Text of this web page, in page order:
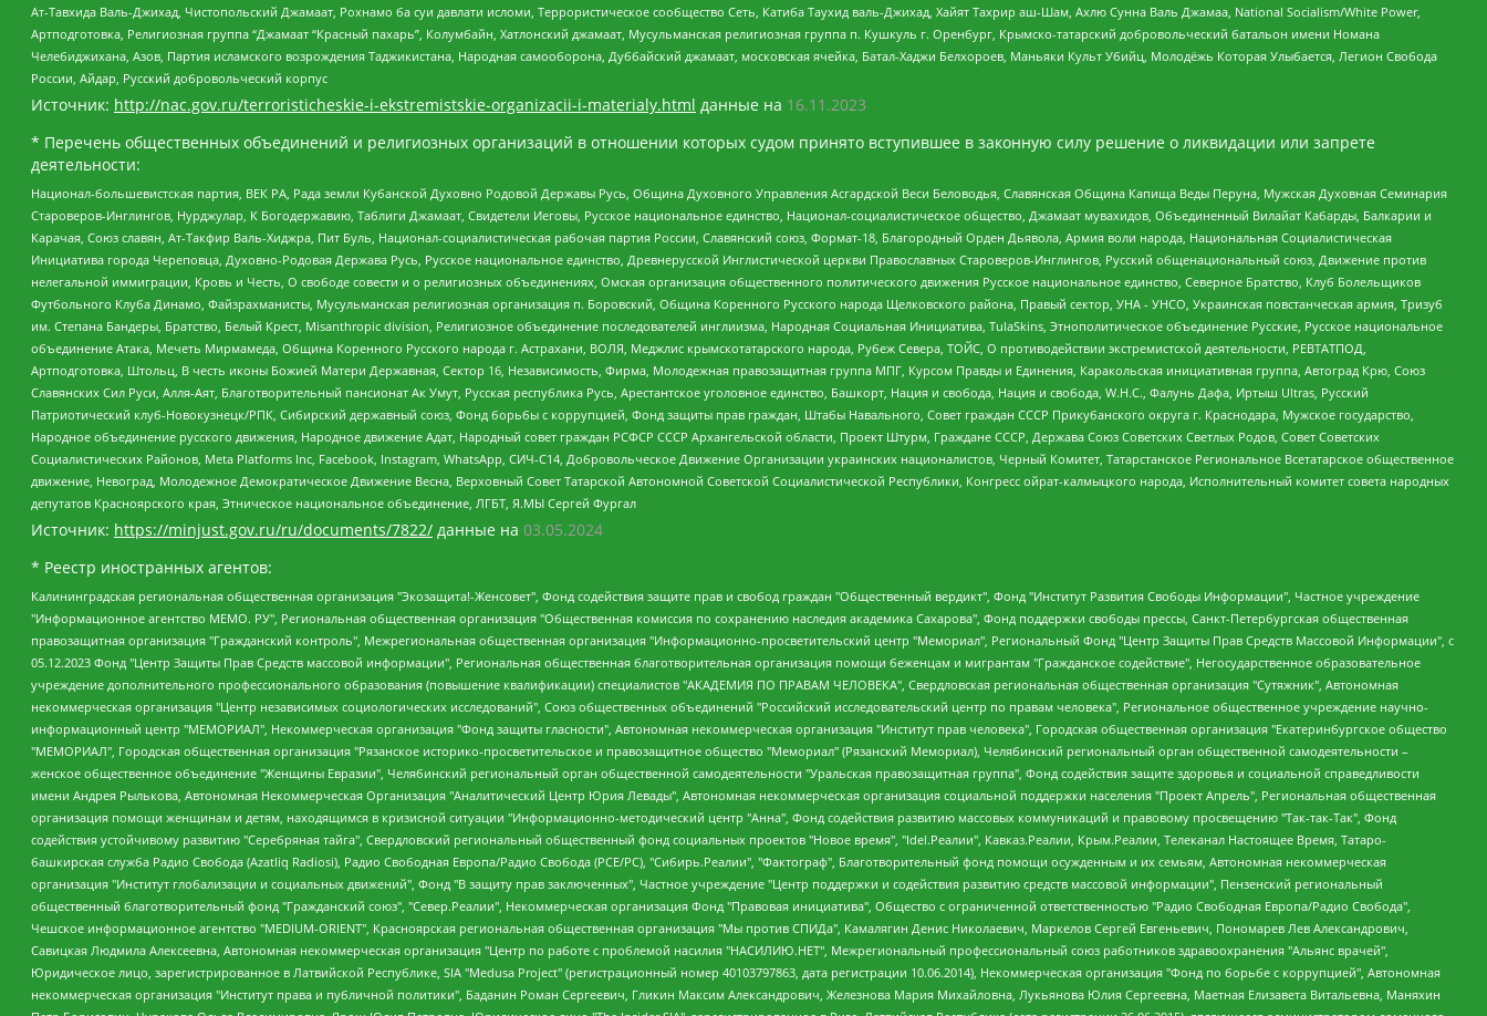
Ат-Тавхида Валь-Джихад, Чистопольский Джамаат, Рохнамо ба суи давлати исломи, Террористическое сообщество Сеть, Катиба Таухид валь-Джихад, Хайят Тахрир аш-Шам, Ахлю Сунна Валь Джамаа, National Socialism/White Power,
Артподготовка, Религиозная группа “Джамаат “Красный пахарь”, Колумбайн, Хатлонский джамаат, Мусульманская религиозная группа п. Кушкуль г. Оренбург, Крымско-татарский добровольческий батальон имени Номана
Челебиджихана, Азов, Партия исламского возрождения Таджикистана, Народная самооборона, Дуббайский джамаат, московская ячейка, Батал-Хаджи Белхороев, Маньяки Культ Убийц, Молодёжь Которая Улыбается, Легион Свобода
России, Айдар, Русский добровольческий корпус
Источник: http://nac.gov.ru/terroristicheskie-i-ekstremistskie-organizacii-i-materialy.html данные на 16.11.2023
* Перечень общественных объединений и религиозных организаций в отношении которых судом принято вступившее в законную силу решение о ликвидации или запрете
деятельности:
Национал-большевистская партия, ВЕК РА, Рада земли Кубанской Духовно Родовой Державы Русь, Община Духовного Управления Асгардской Веси Беловодья, Славянская Община Капища Веды Перуна, Мужская Духовная Семинария
Староверов-Инглингов, Нурджулар, К Богодержавию, Таблиги Джамаат, Свидетели Иеговы, Русское национальное единство, Национал-социалистическое общество, Джамаат мувахидов, Объединенный Вилайат Кабарды, Балкарии и
Карачая, Союз славян, Ат-Такфир Валь-Хиджра, Пит Буль, Национал-социалистическая рабочая партия России, Славянский союз, Формат-18, Благородный Орден Дьявола, Армия воли народа, Национальная Социалистическая
Инициатива города Череповца, Духовно-Родовая Держава Русь, Русское национальное единство, Древнерусской Инглистической церкви Православных Староверов-Инглингов, Русский общенациональный союз, Движение против
нелегальной иммиграции, Кровь и Честь, О свободе совести и о религиозных объединениях, Омская организация общественного политического движения Русское национальное единство, Северное Братство, Клуб Болельщиков
Футбольного Клуба Динамо, Файзрахманисты, Мусульманская религиозная организация п. Боровский, Община Коренного Русского народа Щелковского района, Правый сектор, УНА - УНСО, Украинская повстанческая армия, Тризуб
им. Степана Бандеры, Братство, Белый Крест, Misanthropic division, Религиозное объединение последователей инглиизма, Народная Социальная Инициатива, TulaSkins, Этнополитическое объединение Русские, Русское национальное
объединение Атака, Мечеть Мирмамеда, Община Коренного Русского народа г. Астрахани, ВОЛЯ, Меджлис крымскотатарского народа, Рубеж Севера, ТОЙС, О противодействии экстремистской деятельности, РЕВТАТПОД,
Артподготовка, Штольц, В честь иконы Божией Матери Державная, Сектор 16, Независимость, Фирма, Молодежная правозащитная группа МПГ, Курсом Правды и Единения, Каракольская инициативная группа, Автоград Крю, Союз
Славянских Сил Руси, Алля-Аят, Благотворительный пансионат Ак Умут, Русская республика Русь, Арестантское уголовное единство, Башкорт, Нация и свобода, Нация и свобода, W.H.С., Фалунь Дафа, Иртыш Ultras, Русский
Патриотический клуб-Новокузнецк/РПК, Сибирский державный союз, Фонд борьбы с коррупцией, Фонд защиты прав граждан, Штабы Навального, Совет граждан СССР Прикубанского округа г. Краснодара, Мужское государство,
Народное объединение русского движения, Народное движение Адат, Народный совет граждан РСФСР СССР Архангельской области, Проект Штурм, Граждане СССР, Держава Союз Советских Светлых Родов, Совет Советских
Социалистических Районов, Meta Platforms Inc, Facebook, Instagram, WhatsApp, СИЧ-С14, Добровольческое Движение Организации украинских националистов, Черный Комитет, Татарстанское Региональное Всетатарское общественное
движение, Невоград, Молодежное Демократическое Движение Весна, Верховный Совет Татарской Автономной Советской Социалистической Республики, Конгресс ойрат-калмыцкого народа, Исполнительный комитет совета народных
депутатов Красноярского края, Этническое национальное объединение, ЛГБТ, Я.МЫ Сергей Фургал
Источник: https://minjust.gov.ru/ru/documents/7822/ данные на 03.05.2024
* Реестр иностранных агентов:
Калининградская региональная общественная организация "Экозащита!-Женсовет", Фонд содействия защите прав и свобод граждан "Общественный вердикт", Фонд "Институт Развития Свободы Информации", Частное учреждение "Информационное агентство МЕМО. РУ", Региональная общественная организация "Общественная комиссия по сохранению наследия академика Сахарова", Фонд поддержки свободы прессы, Санкт-Петербургская общественная правозащитная организация "Гражданский контроль", Межрегиональная общественная организация "Информационно-просветительский центр "Мемориал", Региональный Фонд "Центр Защиты Прав Средств Массовой Информации", с 05.12.2023 Фонд "Центр Защиты Прав Средств массовой информации", Региональная общественная благотворительная организация помощи беженцам и мигрантам "Гражданское содействие", Негосударственное образовательное учреждение дополнительного профессионального образования (повышение квалификации) специалистов "АКАДЕМИЯ ПО ПРАВАМ ЧЕЛОВЕКА", Свердловская региональная общественная организация "Сутяжник", Автономная некоммерческая организация "Центр независимых социологических исследований", Союз общественных объединений "Российский исследовательский центр по правам человека", Региональное общественное учреждение научно-информационный центр "МЕМОРИАЛ", Некоммерческая организация "Фонд защиты гласности", Автономная некоммерческая организация "Институт прав человека", Городская общественная организация "Екатеринбургское общество "МЕМОРИАЛ", Городская общественная организация "Рязанское историко-просветительское и правозащитное общество "Мемориал" (Рязанский Мемориал), Челябинский региональный орган общественной самодеятельности – женское общественное объединение "Женщины Евразии", Челябинский региональный орган общественной самодеятельности "Уральская правозащитная группа", Фонд содействия защите здоровья и социальной справедливости имени Андрея Рылькова, Автономная Некоммерческая Организация "Аналитический Центр Юрия Левады", Автономная некоммерческая организация социальной поддержки населения "Проект Апрель", Региональная общественная организация помощи женщинам и детям, находящимся в кризисной ситуации "Информационно-методический центр "Анна", Фонд содействия развитию массовых коммуникаций и правовому просвещению "Так-так-Так", Фонд содействия устойчивому развитию "Серебряная тайга", Свердловский региональный общественный фонд социальных проектов "Новое время", "Idel.Реалии", Кавказ.Реалии, Крым.Реалии, Телеканал Настоящее Время, Татаро-башкирская служба Радио Свобода (Azatliq Radiosi), Радио Свободная Европа/Радио Свобода (PCE/PC), "Сибирь.Реалии", "Фактограф", Благотворительный фонд помощи осужденным и их семьям, Автономная некоммерческая организация "Институт глобализации и социальных движений", Фонд "В защиту прав заключенных", Частное учреждение "Центр поддержки и содействия развитию средств массовой информации", Пензенский региональный общественный благотворительный фонд "Гражданский союз", "Север.Реалии", Некоммерческая организация Фонд "Правовая инициатива", Общество с ограниченной ответственностью "Радио Свободная Европа/Радио Свобода", Чешское информационное агентство "MEDIUM-ORIENT", Красноярская региональная общественная организация "Мы против СПИДа", Камалягин Денис Николаевич, Маркелов Сергей Евгеньевич, Пономарев Лев Александрович, Савицкая Людмила Алексеевна, Автономная некоммерческая организация "Центр по работе с проблемой насилия "НАСИЛИЮ.НЕТ", Межрегиональный профессиональный союз работников здравоохранения "Альянс врачей", Юридическое лицо, зарегистрированное в Латвийской Республике, SIA "Medusa Project" (регистрационный номер 40103797863, дата регистрации 10.06.2014), Некоммерческая организация "Фонд по борьбе с коррупцией", Автономная некоммерческая организация "Институт права и публичной политики", Баданин Роман Сергеевич, Гликин Максим Александрович, Железнова Мария Михайловна, Лукьянова Юлия Сергеевна, Маетная Елизавета Витальевна, Маняхин Петр Борисович, Чуракова Ольга Владимировна, Ярош Юлия Петровна, Юридическое лицо "The Insider SIA", зарегистрированное в Риге, Латвийская Республика (дата регистрации 26.06.2015), являющееся администратором доменного имени интернет-издания "The Insider SIA", https://theins.ru, Постернак Алексей Евгеньевич, Рубин Михаил Аркадьевич, Анин Роман Александрович, Юридическое лицо Istories fonds, зарегистрированное в Латвийской Республике (регистрационный номер 50008295751, дата регистрации 24.02.2020), Великовский Дмитрий Александрович, Долинина Ирина Николаевна, Мароховская Алеся Алексеевна, Шлейнов Роман Юрьевич, Шмагун Олеся Валентиновна, Общество с ограниченной ответственностью "Альтаир 2021", Общество с ограниченной ответственностью "Вега 2021", Общество с ограниченной ответственностью "Главный редактор 2021", Общество с ограниченной ответственностью "Ромашки монолит", Важенков Артем Валерьевич, Ивановская областная общественная организация "Центр гендерных исследований", Гурман Юрий Альбертович, Медиапроект "ОВД-Инфо", Егоров Владимир Владимирович, Жилинский Владимир Александрович, Общество с ограниченной ответственностью "ЗП", Иванова София Юрьевна, Карезина Инна Павловна, Кильтау Екатерина Викторовна, Петров Алексей Викторович, Пискунов Сергей Евгеньевич, Смирнов Сергей Сергеевич, Тихонов Михаил Сергеевич, Общество с ограниченной ответственностью "ЖУРНАЛИСТ-ИНОСТРАННЫЙ АГЕНТ", Арапова Галина Юрьевна, Вольтская Татьяна Анатольевна, Американская компания "Mason G.E.S. Anonymous Foundation" (США), являющаяся владельцем интернет-издания https://mnews.world/, Компания "Stichting Bellingcat", зарегистрированная в Нидерландах (дата регистрации 11.07.2018), Захаров Андрей Вячеславович, Клепиковская Екатерина Дмитриевна, Общество с ограниченной ответственностью "МЕМО", Перл Роман Александрович, Симонов Евгений Алексеевич, Соловьева Елена Анатольевна, Сотников Даниил Владимирович, Сурначева Елизавета Дмитриевна, Автономная некоммерческая организация по защите прав человека и информированию населения "Якутия – Наше Мнение", Общество с ограниченной ответственностью "Москоу диджитал медиа", с 26.01.2023 Общество с ограниченной ответственностью "Чайка Белые сады", Ветошкина Валерия Валерьевна, Заговора Максим Александрович, Межрегиональное общественное движение "Российская ЛГБТ - сеть", Оленичев Максим Владимирович, Павлов Иван Юрьевич, Скворцова Елена Сергеевна, Общество с ограниченной ответственностью "Как бы инагент", Кочетков Игорь Викторович, Общество с ограниченной ответственностью "Честные выборы", Еланчик Олег Александрович, Общество с ограниченной ответственностью "Нобелевский призыв", Гималова Регина Эмилевна, Григорьев Андрей Валерьевич, Григорьева Алина Александровна, Ассоциация по содействию защите прав призывников, альтернативнослужащих и военнослужащих "Правозащитная группа "Гражданин.Армия.Право", Хисамова Регина Фаритовна, Автономная некоммерческая организация по реализации социально-правовых программ "Лилит", Дальневосточное общественное движение "Маяк", Санкт-Петербургская ЛГБТ-инициативная группа "Выход", Инициативная группа ЛГБТ+ "Реверс", Алексеев Андрей Викторович, Бекбулатова Таисия Львовна, Беляев Иван Михайлович, Владыкина Елена Сергеевна, Гельман Марат Александрович, Никульшина Вероника Юрьевна, Толоконникова Надежда Андреевна, Шендерович Виктор Анатольевич, Общество с ограниченной ответственностью "Данное сообщение", Общество с ограниченной ответственностью Издательский дом "Новая глава", Айнбиндер Александра Александровна, Московский комьюнити-центр для ЛГБТ+инициатив, Благотворительный фонд развития филантропии, Deutsche Welle (Германия, Kurt-Schumacher-Strasse 3, 53113 Bonn), Борзунова Мария Михайловна, Воробьев Виктор Викторович, Голубева Анна Львовна, Константинова Алла Михайловна, Малкова Ирина Владимировна, Мурадов Мурад Абдулгалимович, Осетинская Елизавета Николаевна, Понасенков Евгений Николаевич, Ганапольский Матвей Юрьевич, Киселев Евгений Алексеевич, Борухович Ирина Григорьевна, Дремин Иван Тимофеевич, Дубровский Дмитрий Викторович, Красноярская региональная общественная организация поддержки и развития альтернативных образовательных технологий и межкультурных коммуникаций "ИНТЕРРА", Маяковская Екатерина Алексеевна, Фейгин Марк Захарович, Филимонов Андрей Викторович, Дзугкоева Регина Николаевна, Доброхотов Роман Александрович, Дудь Юрий Александрович, Елкин Сергей Владимирович, Кругликов Кирилл Игоревич, Сабунаева Мария Леонидовна, Семенов Алексей Владимирович, Шаинян Карен Багратович, Шульман Екатерина Михайловна, Асафьев Артур Валерьевич, Вахштайн Виктор Семенович, Венедиктов Алексей Алексеевич, Лушникова Екатерина Евгеньевна, Волков Леонид Михайлович, Невзоров Александр Глебович, Пархоменко Сергей Борисович, Сироткин Ярослав Николаевич, Кара-Мурза Владимир Владимирович, Баранова Наталья Владимировна, Гозман Леонид Яковлевич, Кагарлицкий Борис Юльевич, Климарев Михаил Валерьевич, Милов Владимир Станиславович, Автономная некоммерческая организация Краснодарский центр современного искусства "Типография", Моргенштерн Алишер Тагирович, Соболь Любовь Эдуардовна, Общество с ограниченной ответственностью "ЛИЗА НОРМ", Каспаров Гарри Кимович, Ходорковский Михаил Борисович, Общество с ограниченной ответственностью "Апрельские тезисы", Данилович Ирина Брониславовна, Кашин Олег Владимирович, Петров Николай Владимирович, Пивоваров Алексей Владимирович, Соколов Михаил Владимирович, Цветкова Юлия Владимировна, Чичваркин Евгений Александрович, Комитет против пыток/Команда против пыток, Общество с ограниченной ответственностью "Первый научный", Общество с ограниченной ответственностью "Вертолет и ко", Белоцерковская Вероника Борисовна, Кац Максим Евгеньевич, Лазарева Татьяна Юрьевна, Шаведдинов Руслан Табризович, Яшин Илья Валерьевич, Общество с ограниченной ответственностью "Иноагент ААВ", Алешковский Дмитрий Петрович, Альбац Евгения Марковна, Быков Дмитрий Львович, Галямина Юлия Евгеньевна, Лойко Сергей Леонидович, Мартынов Кирилл Константинович, Медведев Сергей Александрович, Крашенинников Федор Геннадиевич, Гордеева Катерина Вл